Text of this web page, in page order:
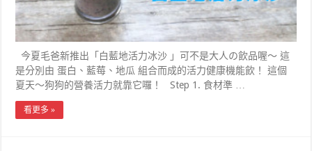
今夏毛爸新推出「白藍地活力冰沙 」可不是大人の飲品喔～ 這
是分別由 蛋白、藍莓、地瓜 組合而成的活力健康機能飲！ 這個
夏天～狗狗的營養活力就靠它囉！ Step 1. 食材準 …
看更多 »